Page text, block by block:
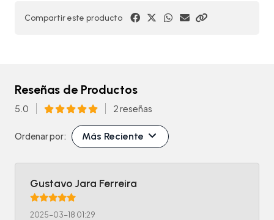
Compartir este producto
Reseñas de Productos
5.0 2 reseñas
Ordenar por: Más Reciente
Gustavo Jara Ferreira
2025-03-18 01:29